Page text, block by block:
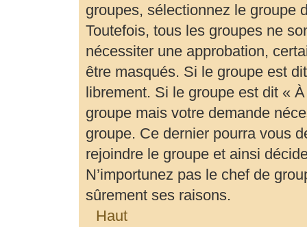
groupes, sélectionnez le groupe
Toutefois, tous les groupes ne
nécessiter une approbation,
être masqués. Si le groupe est
librement. Si le groupe est dit «
groupe mais votre demande
groupe. Ce dernier pourra vous
rejoindre le groupe et ainsi
N’importunez pas le chef de
sûrement ses raisons.
Haut